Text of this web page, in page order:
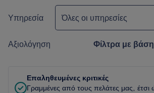
Υπηρεσία Όλες οι υπηρεσίες
Αξιολόγηση Φίλτρα με
Επαληθευμένες κριτικές
Γραμμένες από τους πελάτες μας, έτσι